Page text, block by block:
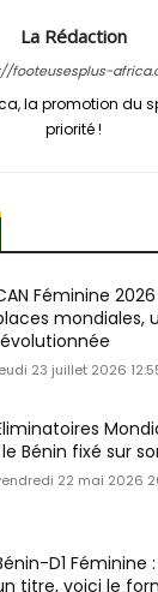
La Rédaction
footeusesplus-
la promotion du
priorité !
Féminine
mondiales,
23 juillet 2026
le Bénin fixé sur
22 mai 2026
D1
titre, voici le